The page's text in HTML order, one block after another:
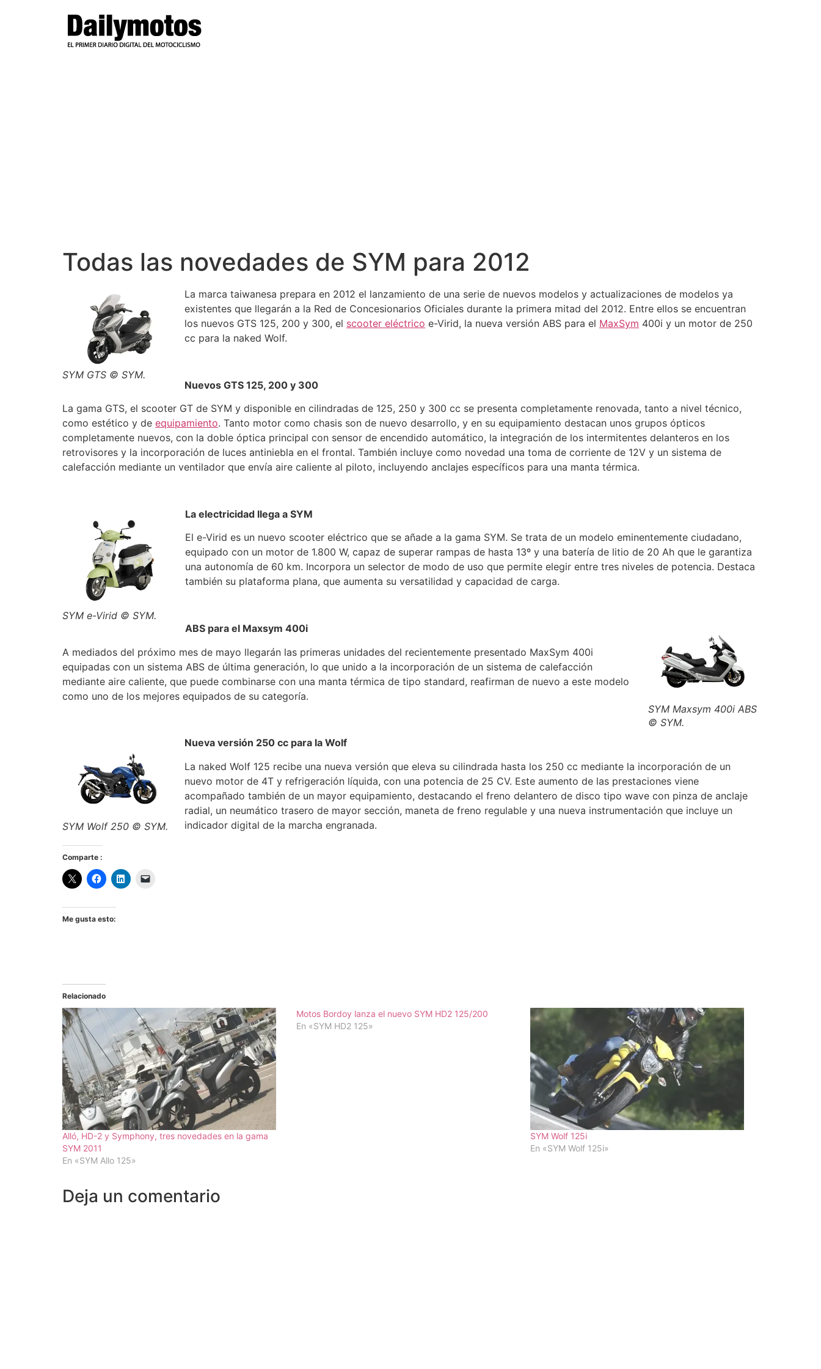
Todas las novedades de SYM para 2012
SYM GTS © SYM.
La marca taiwanesa prepara en 2012 el lanzamiento de una serie de nuevos modelos y actualizaciones de modelos ya
existentes que llegarán a la Red de Concesionarios Oficiales durante la primera mitad del 2012. Entre ellos se encuentran
los nuevos GTS 125, 200 y 300, el scooter eléctrico e-Virid, la nueva versión ABS para el MaxSym 400i y un motor de 250
cc para la naked Wolf.
Nuevos GTS 125, 200 y 300
La gama GTS, el scooter GT de SYM y disponible en cilindradas de 125, 250 y 300 cc se presenta completamente renovada, tanto a nivel técnico,
como estético y de equipamiento. Tanto motor como chasis son de nuevo desarrollo, y en su equipamiento destacan unos grupos ópticos
completamente nuevos, con la doble óptica principal con sensor de encendido automático, la integración de los intermitentes delanteros en los
retrovisores y la incorporación de luces antiniebla en el frontal. También incluye como novedad una toma de corriente de 12V y un sistema de
calefacción mediante un ventilador que envía aire caliente al piloto, incluyendo anclajes específicos para una manta térmica.
SYM e-Virid © SYM.
La electricidad llega a SYM
El e-Virid es un nuevo scooter eléctrico que se añade a la gama SYM. Se trata de un modelo eminentemente ciudadano,
equipado con un motor de 1.800 W, capaz de superar rampas de hasta 13º y una batería de litio de 20 Ah que le garantiza
una autonomía de 60 km. Incorpora un selector de modo de uso que permite elegir entre tres niveles de potencia. Destaca
también su plataforma plana, que aumenta su versatilidad y capacidad de carga.
SYM Maxsym 400i ABS
© SYM.
ABS para el Maxsym 400i
A mediados del próximo mes de mayo llegarán las primeras unidades del recientemente presentado MaxSym 400i
equipadas con un sistema ABS de última generación, lo que unido a la incorporación de un sistema de calefacción
mediante aire caliente, que puede combinarse con una manta térmica de tipo standard, reafirman de nuevo a este modelo
como uno de los mejores equipados de su categoría.
SYM Wolf 250 © SYM.
Nueva versión 250 cc para la Wolf
La naked Wolf 125 recibe una nueva versión que eleva su cilindrada hasta los 250 cc mediante la incorporación de un
nuevo motor de 4T y refrigeración líquida, con una potencia de 25 CV. Este aumento de las prestaciones viene
acompañado también de un mayor equipamiento, destacando el freno delantero de disco tipo wave con pinza de anclaje
radial, un neumático trasero de mayor sección, maneta de freno regulable y una nueva instrumentación que incluye un
indicador digital de la marcha engranada.
Comparte :
Me gusta esto:
Relacionado
Alló, HD-2 y Symphony, tres novedades en la gama
SYM 2011
En «SYM Allo 125»
Motos Bordoy lanza el nuevo SYM HD2 125/200
En «SYM HD2 125»
SYM Wolf 125i
En «SYM Wolf 125i»
Deja un comentario